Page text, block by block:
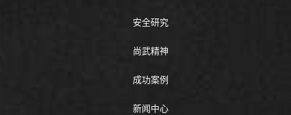
安全研究
尚武精神
成功案例
新闻中心